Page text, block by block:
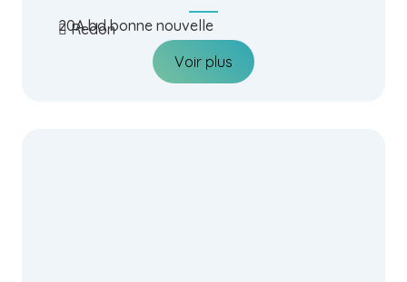
20A bd bonne nouvelle
Redon
Voir plus